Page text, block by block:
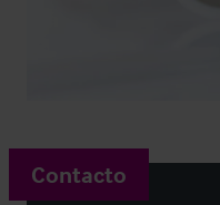
Contacto